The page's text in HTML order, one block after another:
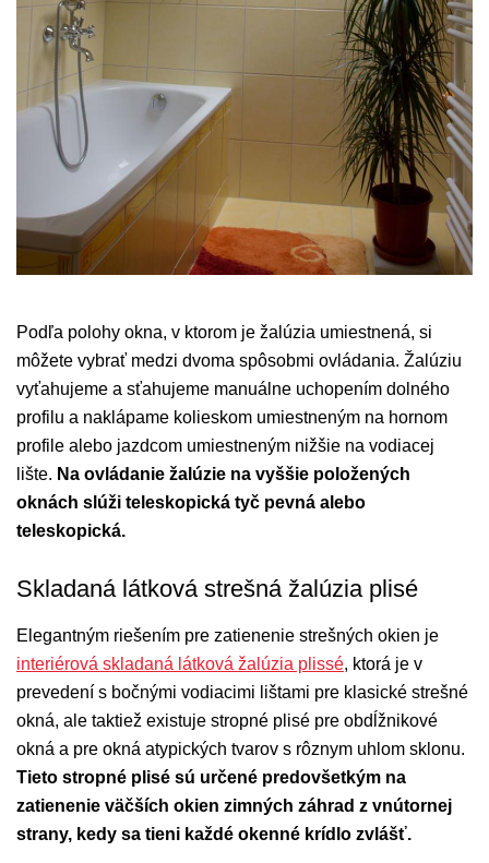
Podľa polohy okna, v ktorom je žalúzia umiestnená, si
môžete vybrať medzi dvoma spôsobmi ovládania. Žalúziu
vyťahujeme a sťahujeme manuálne uchopením dolného
profilu a naklápame kolieskom umiestneným na hornom
profile alebo jazdcom umiestneným nižšie na vodiacej
lište. Na ovládanie žalúzie na vyššie položených
oknách slúži teleskopická tyč pevná alebo
teleskopická.
Skladaná látková strešná žalúzia plisé
Elegantným riešením pre zatienenie strešných okien je
interiérová skladaná látková žalúzia plissé, ktorá je v
prevedení s bočnými vodiacimi lištami pre klasické strešné
okná, ale taktiež existuje stropné plisé pre obdĺžnikové
okná a pre okná atypických tvarov s rôznym uhlom sklonu.
Tieto stropné plisé sú určené predovšetkým na
zatienenie väčších okien zimných záhrad z vnútornej
strany, kedy sa tieni každé okenné krídlo zvlášť.